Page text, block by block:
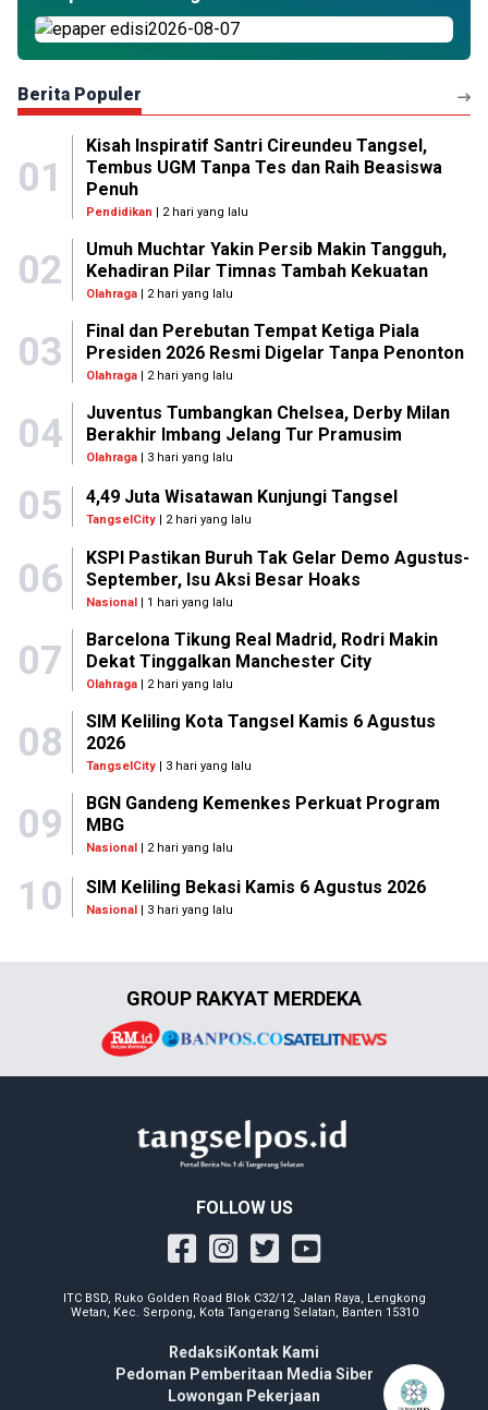
Berita Populer
01
Kisah Inspiratif Santri Cireundeu Tangsel,
Tembus UGM Tanpa Tes dan Raih Beasiswa
Penuh
Pendidikan | 2 hari yang lalu
02
Umuh Muchtar Yakin Persib Makin Tangguh,
Kehadiran Pilar Timnas Tambah Kekuatan
Olahraga| 2 hari yang lalu
03
Final dan Perebutan Tempat Ketiga Piala
Presiden 2026 Resmi Digelar Tanpa Penonton
Olahraga| 2 hari yang lalu
04
Juventus Tumbangkan Chelsea, Derby Milan
Berakhir Imbang Jelang Tur Pramusim
Olahraga| 3 hari yang lalu
05 4,49 Juta Wisatawan Kunjungi Tangsel
TangselCity | 2 hari yang lalu
06
KSPI Pastikan Buruh Tak Gelar Demo Agustus-
September, Isu Aksi Besar Hoaks
Nasional| 1 hari yang lalu
07
Barcelona Tikung Real Madrid, Rodri Makin
Dekat Tinggalkan Manchester City
Olahraga| 2 hari yang lalu
08
SIM Keliling Kota Tangsel Kamis 6 Agustus
2026
TangselCity| 3 hari yang lalu
09
BGN Gandeng Kemenkes Perkuat Program
MBG
Nasional| 2 hari yang lalu
10 SIM Keliling Bekasi Kamis 6 Agustus 2026
Nasional | 3 hari yang lalu
GROUP RAKYAT MERDEKA
FOLLOW US
ITC BSD, Ruko Golden Road Blok C32/12, Jalan Raya, Lengkong
Wetan, Kec. Serpong, Kota Tangerang Selatan, Banten 15310
Redaksi Kontak Kami
Pedoman Pemberitaan Media Siber
Lowongan Pekerjaan